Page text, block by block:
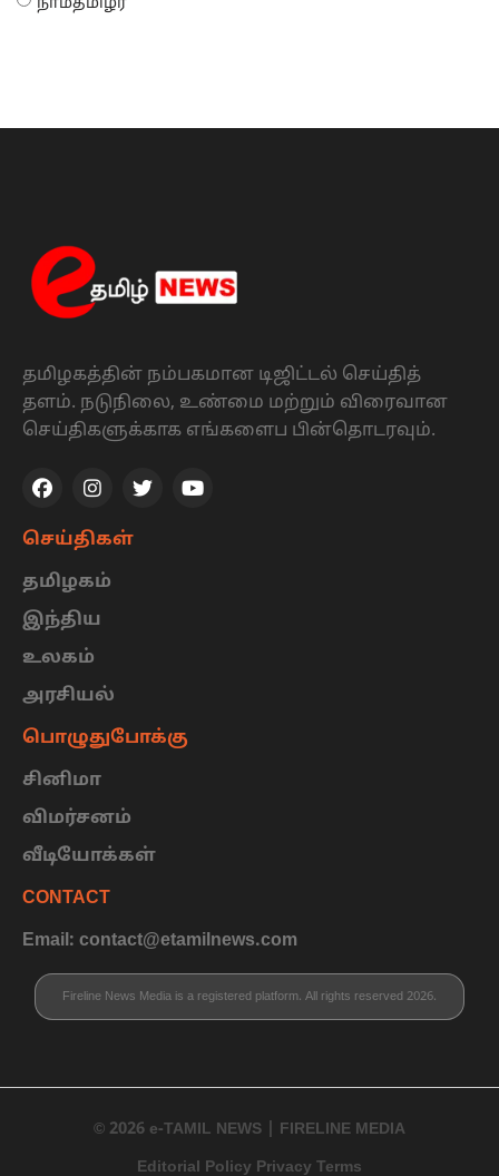
நாம்தமிழர்
தமிழகத்தின் நம்பகமான டிஜிட்டல் செய்தித்
தளம். நடுநிலை, உண்மை மற்றும் விரைவான
செய்திகளுக்காக எங்களைப பின்தொடரவும்.
செய்திகள்
தமிழகம்
இந்திய
உலகம்
அரசியல்
பொழுதுபோக்கு
சினிமா
விமர்சனம்
வீடியோக்கள்
CONTACT
Email: contact@etamilnews.com
Fireline News Media is a registered platform. All rights reserved 2026.
© 2026 e-TAMIL NEWS | FIRELINE MEDIA
Editorial Policy Privacy Terms